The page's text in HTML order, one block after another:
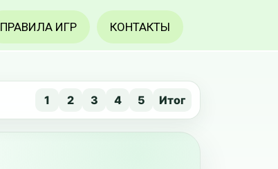
ПРАВИЛА ИГР КОНТАКТЫ